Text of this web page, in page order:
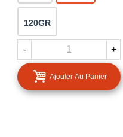
120GR
- +
Ajouter Au Panier